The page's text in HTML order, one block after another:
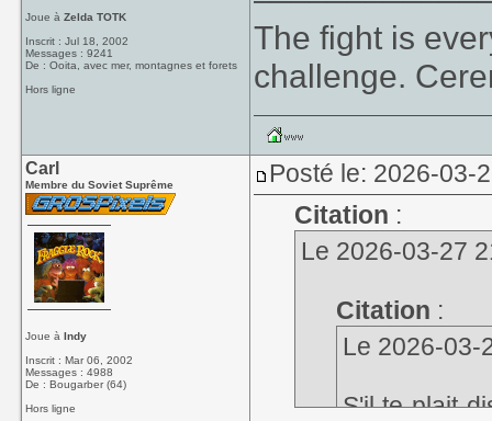
Joue àZelda TOTK
Inscrit : Jul 18, 2002
Messages : 9241
De : Ooita, avec mer, montagnes et forets
Hors ligne
The fight is
challenge.
Carl
Membre du Soviet Suprême
Joue àIndy
Inscrit : Mar 06, 2002
Messages : 4988
De : Bougarber (64)
Hors ligne
Posté le: 2026-03-
Citation :
Le 2026-03-27
Citation :
Le 2026-03-
S'il te plait